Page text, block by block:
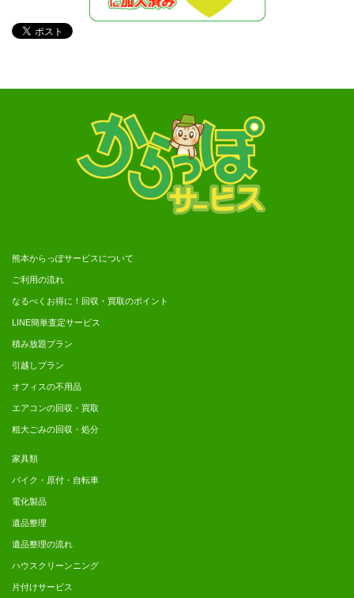
熊本からっぽサービスについて
ご利用の流れ
なるべくお得に！回収・買取のポイント
LINE簡単査定サービス
積み放題プラン
引越しプラン
オフィスの不用品
エアコンの回収・買取
粗大ごみの回収・処分
家具類
バイク・原付・自転車
電化製品
遺品整理
遺品整理の流れ
ハウスクリーンニング
片付けサービス